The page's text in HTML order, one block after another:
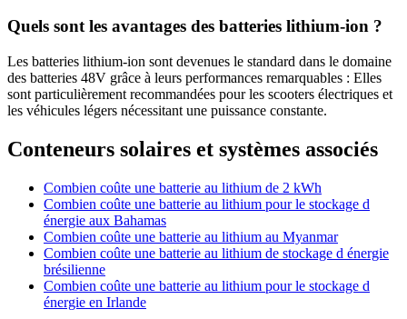
Quels sont les avantages des batteries lithium-ion ?
Les batteries lithium-ion sont devenues le standard dans le domaine
des batteries 48V grâce à leurs performances remarquables : Elles
sont particulièrement recommandées pour les scooters électriques et
les véhicules légers nécessitant une puissance constante.
Conteneurs solaires et systèmes associés
Combien coûte une batterie au lithium de 2 kWh
Combien coûte une batterie au lithium pour le stockage d
énergie aux Bahamas
Combien coûte une batterie au lithium au Myanmar
Combien coûte une batterie au lithium de stockage d énergie
brésilienne
Combien coûte une batterie au lithium pour le stockage d
énergie en Irlande